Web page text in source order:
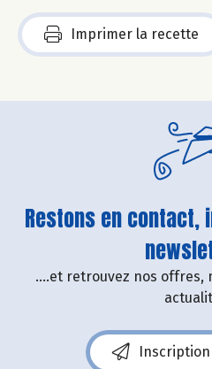
Imprimer la recette
Restons en contact,
....et retrouvez nos offres,